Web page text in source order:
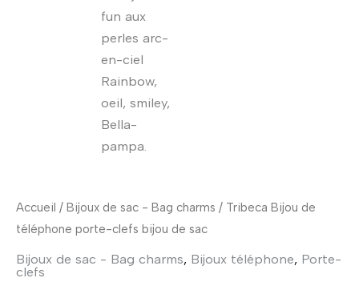
Accueil / Bijoux de sac - Bag charms / Tribeca Bijou de
téléphone porte-clefs bijou de sac
Bijoux de sac - Bag charms, Bijoux téléphone, Porte-
clefs